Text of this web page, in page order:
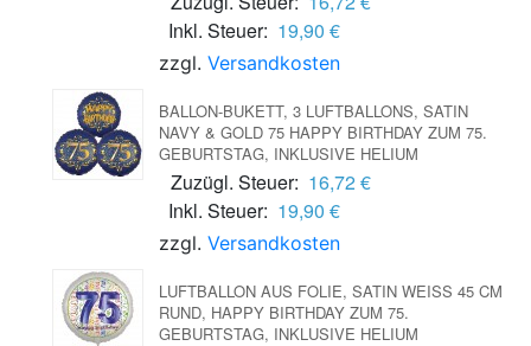
Inkl. Steuer: 19,90 €
zzgl. Versandkosten
BALLON-BUKETT, 3 LUFTBALLONS, SATIN
NAVY & GOLD 75 HAPPY BIRTHDAY ZUM 75.
GEBURTSTAG, INKLUSIVE HELIUM
Zuzügl. Steuer: 16,72 €
Inkl. Steuer: 19,90 €
zzgl. Versandkosten
LUFTBALLON AUS FOLIE, SATIN WEISS 45 CM R
UND, HAPPY BIRTHDAY ZUM 75. G
EBURTSTAG, INKLUSIVE HELIUM